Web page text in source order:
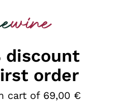
discount
order
cart of 69,00 €